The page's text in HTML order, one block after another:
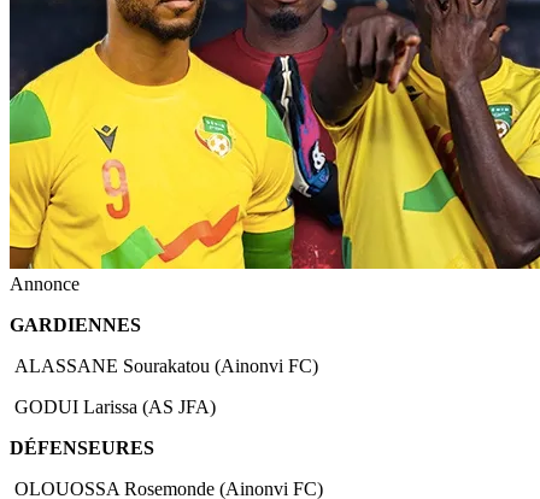
Annonce
GARDIENNES
ALASSANE Sourakatou (Ainonvi FC)
GODUI Larissa (AS JFA)
DÉFENSEURES
OLOUOSSA Rosemonde (Ainonvi FC)